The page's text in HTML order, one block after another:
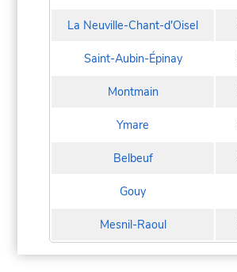
La Neuville-Chant-d'Oisel
Saint-Aubin-Épinay
Montmain
Ymare
Belbeuf
Gouy
Mesnil-Raoul